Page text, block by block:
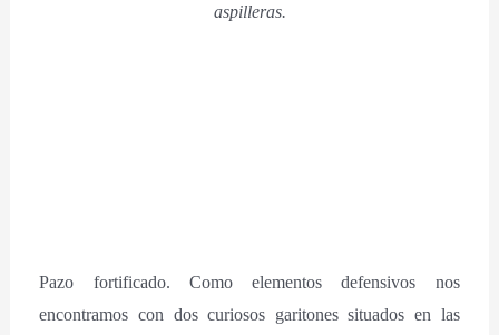
aspilleras.
Pazo fortificado. Como elementos defensivos nos
encontramos con dos curiosos garitones situados en las